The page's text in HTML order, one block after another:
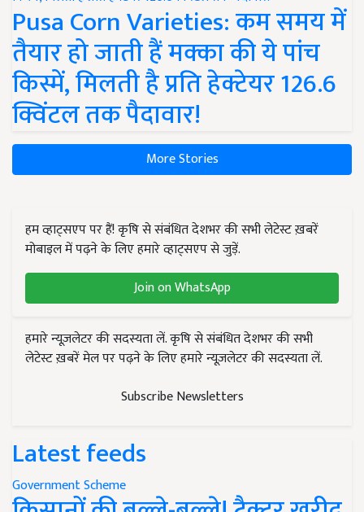
Pusa Corn Varieties: कम समय में
तैयार हो जाती हैं मक्का की ये पांच
किस्में, मिलती है प्रति हेक्टेयर 126.6
क्विंटल तक पैदावार!
More Stories
हम व्हाट्सएप पर हैं! कृषि से संबंधित देशभर की सभी लेटेस्ट ख़बरें
मोबाइल में पढ़ने के लिए हमारे व्हाट्सएप से जुड़ें.
Join on WhatsApp
हमारे न्यूज़लेटर की सदस्यता लें. कृषि से संबंधित देशभर की सभी
लेटेस्ट ख़बरें मेल पर पढ़ने के लिए हमारे न्यूज़लेटर की सदस्यता लें.
Subscribe Newsletters
Latest feeds
Government Scheme